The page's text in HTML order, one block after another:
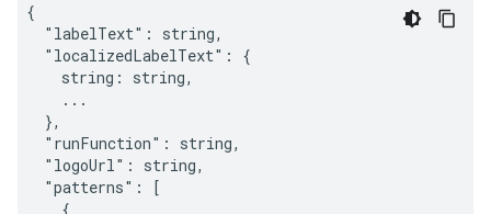
{
  "labelText": string,
  "localizedLabelText": {
    string: string,
    ...
  },
  "runFunction": string,
  "logoUrl": string,
  "patterns": [
    {